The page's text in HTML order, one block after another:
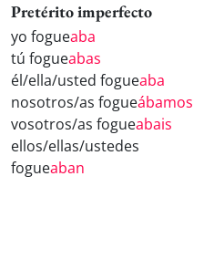
Pretérito imperfecto
yo fogueaba
tú fogueabas
él/ella/usted fogueaba
nosotros/as fogueábamos
vosotros/as fogueabais
ellos/ellas/ustedes
fogueaban